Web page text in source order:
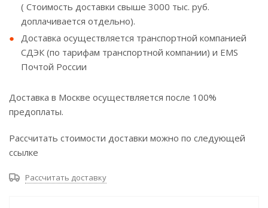
( Стоимость доставки свыше 3000 тыс. руб.
доплачивается отдельно).
Доставка осуществляется транспортной компанией
СДЭК (по тарифам транспортной компании) и EMS
Почтой России
Доставка в Москве осуществляется после 100%
предоплаты.
Рассчитать стоимости доставки можно по следующей
ссылке
Рассчитать доставку